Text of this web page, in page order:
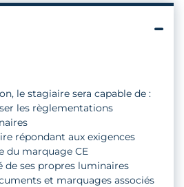
le stagiaire sera capable de :
les règlementations
répondant aux exigences
du marquage CE
de ses propres luminaires
et marquages associés